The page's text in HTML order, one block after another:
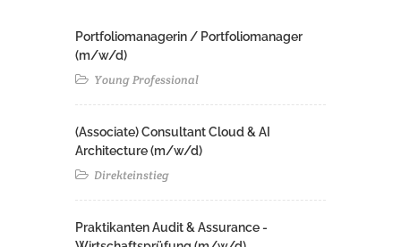
Portfoliomanagerin / Portfoliomanager
(m/w/d)
Young Professional
(Associate) Consultant Cloud & AI
Architecture (m/w/d)​ ​
Direkteinstieg
Praktikanten Audit & Assurance -